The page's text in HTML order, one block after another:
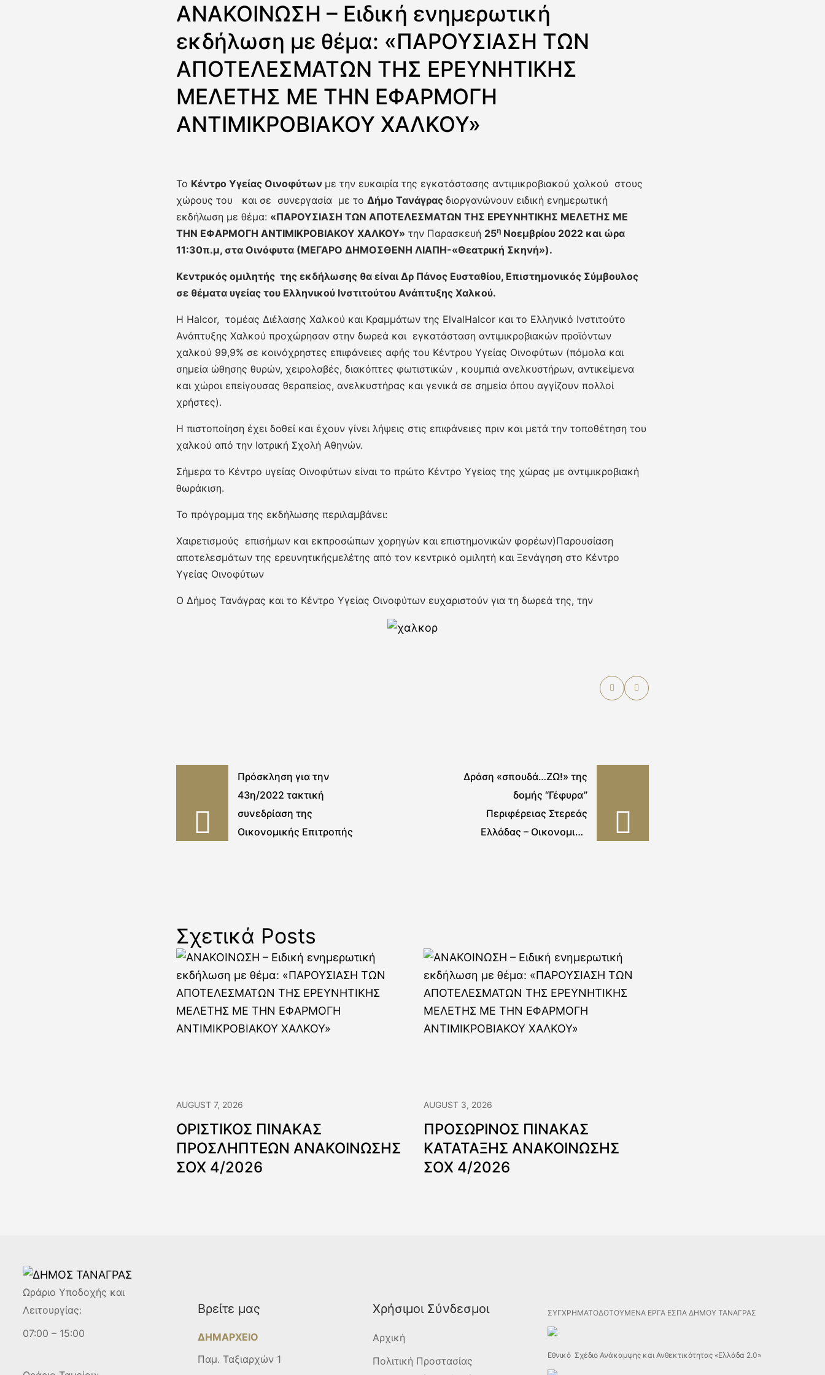
ΑΝΑΚΟΙΝΩΣΗ – Ειδική ενημερωτική
εκδήλωση με θέμα: «ΠΑΡΟΥΣΙΑΣΗ ΤΩΝ
ΑΠΟΤΕΛΕΣΜΑΤΩΝ ΤΗΣ ΕΡΕΥΝΗΤΙΚΗΣ
ΜΕΛΕΤΗΣ ΜΕ ΤΗΝ ΕΦΑΡΜΟΓΗ
ΑΝΤΙΜΙΚΡΟΒΙΑΚΟΥ ΧΑΛΚΟΥ»
Το Κέντρο Υγείας Οινοφύτων με την ευκαιρία της εγκατάστασης αντιμικροβιακού χαλκού στους
χώρους του και σε συνεργασία με το Δήμο Τανάγρας διοργανώνουν ειδική ενημερωτική
εκδήλωση με θέμα: «ΠΑΡΟΥΣΙΑΣΗ ΤΩΝ ΑΠΟΤΕΛΕΣΜΑΤΩΝ ΤΗΣ ΕΡΕΥΝΗΤΙΚΗΣ ΜΕΛΕΤΗΣ ΜΕ
ΤΗΝ ΕΦΑΡΜΟΓΗ ΑΝΤΙΜΙΚΡΟΒΙΑΚΟΥ ΧΑΛΚΟΥ» την Παρασκευή 25η Νοεμβρίου 2022 και ώρα
11:30π.μ, στα Οινόφυτα (ΜΕΓΑΡΟ ΔΗΜΟΣΘΕΝΗ ΛΙΑΠΗ-«Θεατρική Σκηνή»).
Κεντρικός ομιλητής της εκδήλωσης θα είναι Δρ Πάνος Ευσταθίου, Επιστημονικός Σύμβουλος
σε θέματα υγείας του Ελληνικού Ινστιτούτου Ανάπτυξης Χαλκού.
Η Halcor, τομέας Διέλασης Χαλκού και Κραμμάτων της ElvalHalcor και το Ελληνικό Ινστιτούτο
Ανάπτυξης Χαλκού προχώρησαν στην δωρεά και εγκατάσταση αντιμικροβιακών προϊόντων
χαλκού 99,9% σε κοινόχρηστες επιφάνειες αφής του Κέντρου Υγείας Οινοφύτων (πόμολα και
σημεία ώθησης θυρών, χειρολαβές, διακόπτες φωτιστικών , κουμπιά ανελκυστήρων, αντικείμενα
και χώροι επείγουσας θεραπείας, ανελκυστήρας και γενικά σε σημεία όπου αγγίζουν πολλοί
χρήστες).
Η πιστοποίηση έχει δοθεί και έχουν γίνει λήψεις στις επιφάνειες πριν και μετά την τοποθέτηση του
χαλκού από την Ιατρική Σχολή Αθηνών.
Σήμερα το Κέντρο υγείας Οινοφύτων είναι το πρώτο Κέντρο Υγείας της χώρας με αντιμικροβιακή
θωράκιση.
Το πρόγραμμα της εκδήλωσης περιλαμβάνει:
Χαιρετισμούς επισήμων και εκπροσώπων χορηγών και επιστημονικών φορέων)Παρουσίαση
αποτελεσμάτων της ερευνητικήςμελέτης από τον κεντρικό ομιλητή και Ξενάγηση στο Κέντρο
Υγείας Οινοφύτων
Ο Δήμος Τανάγρας και το Κέντρο Υγείας Οινοφύτων ευχαριστούν για τη δωρεά της, την
Πρόσκληση για την
43η/2022 τακτική
συνεδρίαση της
Οικονομικής Επιτροπής
Δράση «σπουδά…ΖΩ!» της
δομής “Γέφυρα”
Περιφέρειας Στερεάς
Ελλάδας – Οικονομική
Σχετικά Posts
AUGUST 7, 2026
ΟΡΙΣΤΙΚΟΣ ΠΙΝΑΚΑΣ
ΠΡΟΣΛΗΠΤΕΩΝ ΑΝΑΚΟΙΝΩΣΗΣ
ΣΟΧ 4/2026
AUGUST 3, 2026
ΠΡΟΣΩΡΙΝΟΣ ΠΙΝΑΚΑΣ
ΚΑΤΑΤΑΞΗΣ ΑΝΑΚΟΙΝΩΣΗΣ
ΣΟΧ 4/2026
Ωράριο Υποδοχής και
Λειτουργίας:
07:00 – 15:00
Βρείτε μας
ΔΗΜΑΡΧΕΙΟ
Παμ. Ταξιαρχών 1
Χρήσιμοι Σύνδεσμοι
Αρχική
Πολιτική Προστασίας
ΣΥΓΧΡΗΜΑΤΟΔΟΤΟΥΜΕΝΑ ΕΡΓΑ ΕΣΠΑ ΔΗΜΟΥ ΤΑΝΑΓΡΑΣ
Εθνικό Σχέδιο Ανάκαμψης και Ανθεκτικότητας «Ελλάδα 2.0»